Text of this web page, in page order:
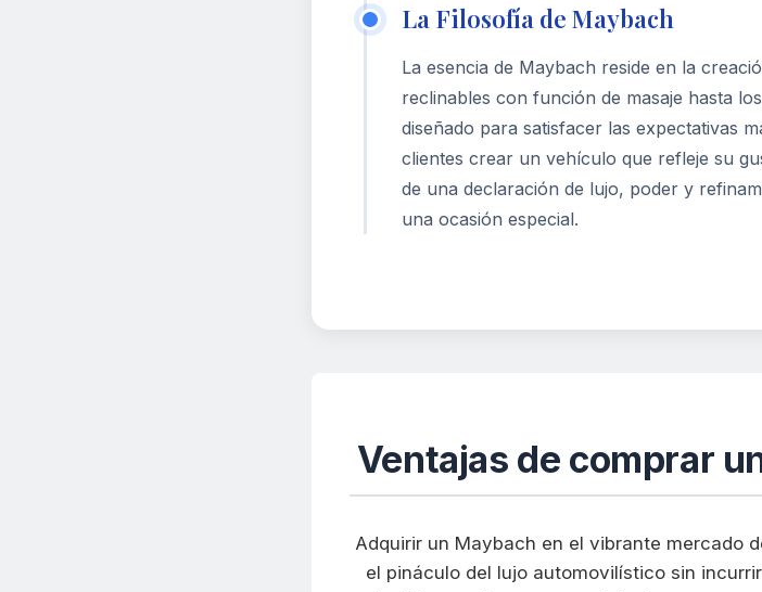
La Filosofía de Maybach
La esencia de Maybach reside en la
reclinables con función de masaje hasta
diseñado para satisfacer las expectativas
clientes crear un vehículo que refleje su
de una declaración de lujo, poder y
una ocasión especial.
Ventajas de comprar
Adquirir un Maybach en el vibrante mercado
el pináculo del lujo automovilístico sin